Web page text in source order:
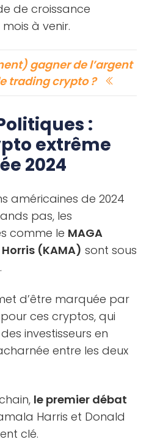
de croissance
à venir.
gagner de l’argent
trading crypto ?
:
extrême
2024
américaines de 2024
pas, les
comme le MAGA
(KAMA) sont sous
d’être marquée par
ces cryptos, qui
investisseurs en
entre les deux
le premier débat
Harris et Donald
clé.